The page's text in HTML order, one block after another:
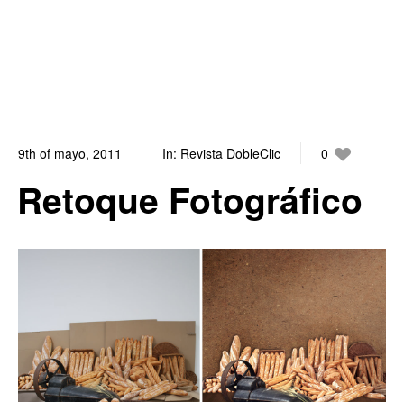
9th of mayo, 2011 In: Revista DobleClic
0
Retoque Fotográfico